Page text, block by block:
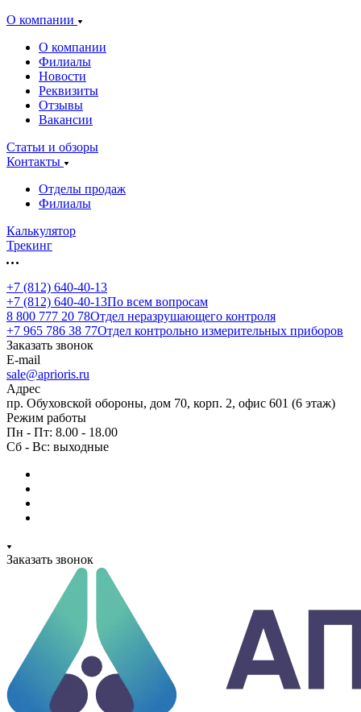
О компании
О компании
Филиалы
Новости
Реквизиты
Отзывы
Вакансии
Статьи и обзоры
Контакты
Отделы продаж
Филиалы
Калькулятор
Трекинг
+7 (812) 640-40-13
+7 (812) 640-40-13По всем вопросам
8 800 777 20 78Отдел неразрушающего контроля
+7 965 786 38 77Отдел контрольно измерительных приборов
Заказать звонок
E-mail
sale@aprioris.ru
Адрес
пр. Обуховской обороны, дом 70, корп. 2, офис 601 (6 этаж)
Режим работы
Пн - Пт: 8.00 - 18.00
Сб - Вс: выходные
Заказать звонок